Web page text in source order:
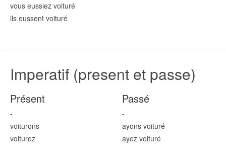
vous eussiez voituré
ils eussent voituré
Imperatif (present et passe)
Présent
-
voiturons
voiturez
Passé
-
ayons voituré
ayez voituré